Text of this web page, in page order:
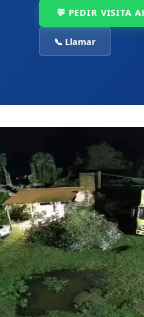
💬 PEDIR VISITA
📞 Llamar